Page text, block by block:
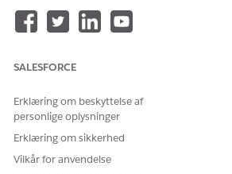
eller leasing
aktivudlån
På vegne af kunderne kan
aktivt lån eller et leasingforslag ved
køretøj for at opfylde kundekrav ved
SALESFORCE
Erklæring om beskyttelse af
personlige oplysninger
Erklæring om sikkerhed
Vilkår for anvendelse